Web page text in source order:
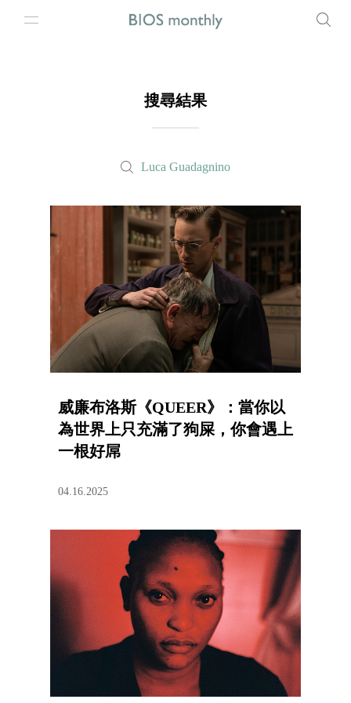
搜尋結果
Luca Guadagnino
威廉布洛斯《QUEER》：當你以
為世界上只充滿了狗屎，你會遇上
一根好屌
04.16.2025